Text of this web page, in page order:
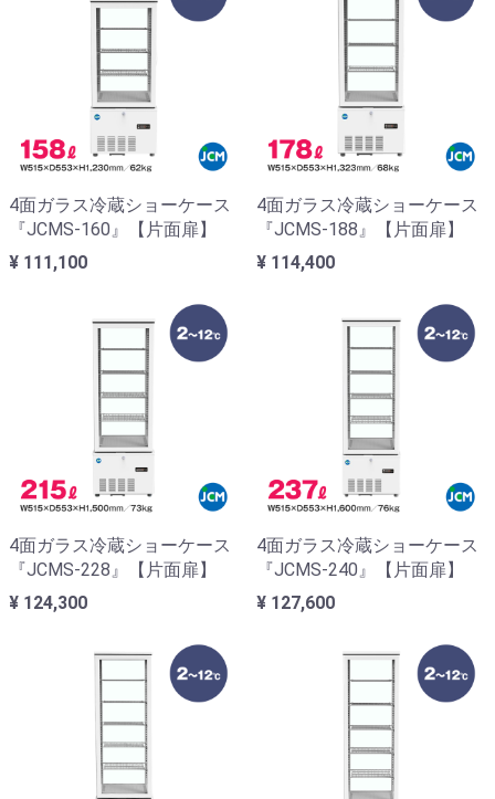
4面ガラス冷蔵ショーケース
『JCMS-160』【片面扉】
¥ 111,100
4面ガラス冷蔵ショーケース
『JCMS-188』【片面扉】
¥ 114,400
4面ガラス冷蔵ショーケース
『JCMS-228』【片面扉】
¥ 124,300
4面ガラス冷蔵ショーケース
『JCMS-240』【片面扉】
¥ 127,600